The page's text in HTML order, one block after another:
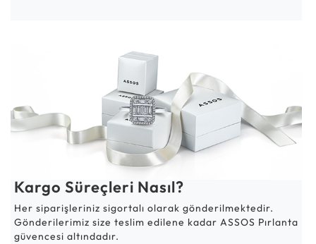
Kargo Süreçleri Nasıl?
Her siparişleriniz sigortalı olarak gönderilmektedir.
Gönderilerimiz size teslim edilene kadar ASSOS Pırlanta
güvencesi altındadır.